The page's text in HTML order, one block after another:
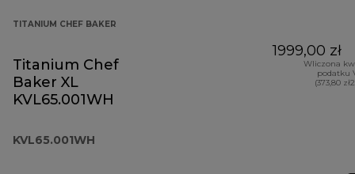
TITANIUM CHEF BAKER
Titanium Chef
Baker XL
KVL65.001WH
KVL65.001WH
1999,00 zł
Wliczona
podatku
(373,80